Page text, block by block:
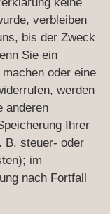
keine
verbleiben
bis der Zweck
Sie ein
oder eine
werden
anderen
Ihrer
B. steuer- oder
im
nach Fortfall